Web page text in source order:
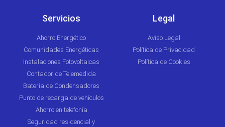
Servicios
Ahorro Energético
Comunidades Energéticas
Instalaciones Fotovoltaicas
Contador de Telemedida
Batería de Condensadores
Punto de recarga de vehículos
Ahorro en telefonía
Seguridad residencial y
Legal
Aviso Legal
Política de Privacidad
Política de Cookies